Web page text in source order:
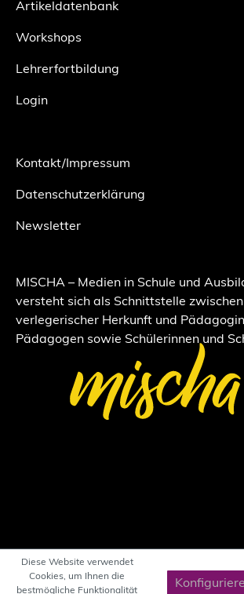
Artikeldatenbank
Workshops
Lehrerfortbildung
Login
Kontakt/Impressum
Datenschutzerklärung
Newsletter
MISCHA – Medien in Schule und
versteht sich als Schnittstelle
verlegerischer Herkunft und
Pädagogen sowie Schülerinnen und
Diese Website verwendet
Cookies, um Ihnen die
bestmögliche Funktionalität